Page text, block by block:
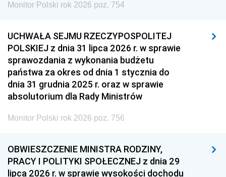
Monitor Polski rok 2026 poz. 754
UCHWAŁA SEJMU RZECZYPOSPOLITEJ
POLSKIEJ z dnia 31 lipca 2026 r. w sprawie
sprawozdania z wykonania budżetu
państwa za okres od dnia 1 stycznia do
dnia 31 grudnia 2025 r. oraz w sprawie
absolutorium dla Rady Ministrów
Monitor Polski rok 2026 poz. 756
OBWIESZCZENIE MINISTRA RODZINY,
PRACY I POLITYKI SPOŁECZNEJ z dnia 29
lipca 2026 r. w sprawie wysokości dochodu